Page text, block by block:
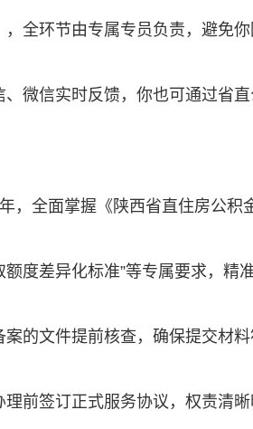
全环节由专属专员负责，避免
微信实时反馈，你也可通过省
，全面掌握《陕西省直住房公积
度差异化标准”等专属要求，精
的文件提前核查，确保提交材
前签订正式服务协议，权责清晰